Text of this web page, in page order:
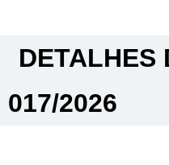
DETALHES
017/2026